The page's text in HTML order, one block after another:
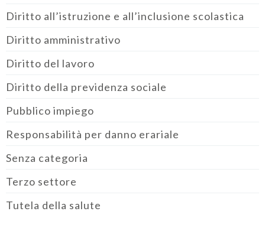
Diritto all’istruzione e all’inclusione scolastica
Diritto amministrativo
Diritto del lavoro
Diritto della previdenza sociale
Pubblico impiego
Responsabilità per danno erariale
Senza categoria
Terzo settore
Tutela della salute